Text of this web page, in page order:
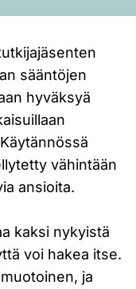
sääntöjen
hyväksyä
vähintään
ansioita.
kaksi nykyistä
voi hakea itse.
ja